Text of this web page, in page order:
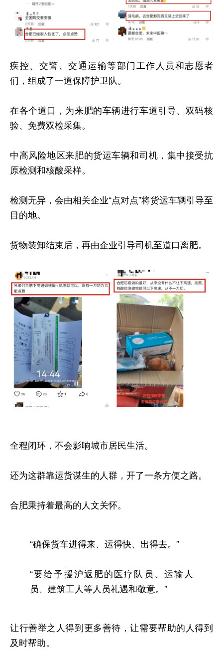
疾控、交警、交通运输等部门工作人员和志愿者
们，组成了一道保障护卫队。
在各个道口，为来肥的车辆进行车道引导、双码核
验、免费双检采集。
中高风险地区来肥的货运车辆和司机，集中接受抗
原检测和核酸采样。
检测无异，会由相关企业“点对点”将货运车辆引导至
目的地。
货物装卸结束后，再由企业引导司机至道口离肥。
全程闭环，不会影响城市居民生活。
还为这群靠运货谋生的人群，开了一条方便之路。
合肥秉持着最高的人文关怀。
“确保货车进得来、运得快、出得去。”
“要给予援沪返肥的医疗队员、运输人
员、建筑工人等人员礼遇和敬意。”
让行善举之人得到更多善待，让需要帮助的人得到
及时帮助。